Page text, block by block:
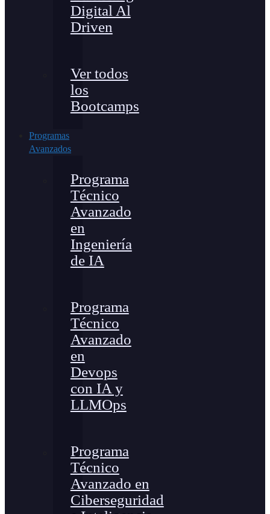
Digital Al
Driven
Ver todos
los
Bootcamps
Programas
Avanzados
Programa
Técnico
Avanzado
en
Ingeniería
de IA
Programa
Técnico
Avanzado
en
Devops
con IA y
LLMOps
Programa
Técnico
Avanzado en
Ciberseguridad